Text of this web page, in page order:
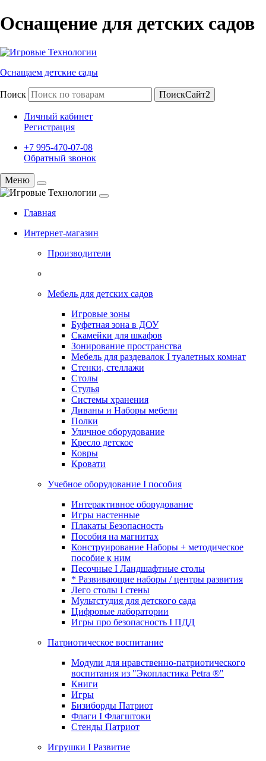
Оснащение для детских садов
Оснащаем детские сады
Поиск ПоискСайт2
Личный кабинет
Регистрация
+7 995-470-07-08
Обратный звонок
Меню
Главная
Интернет-магазин
Производители
Мебель для детских садов
Игровые зоны
Буфетная зона в ДОУ
Скамейки для шкафов
Зонирование пространства
Мебель для раздевалок I туалетных комнат
Стенки, стеллажи
Столы
Стулья
Системы хранения
Диваны и Наборы мебели
Полки
Уличное оборудование
Кресло детское
Ковры
Кровати
Учебное оборудование I пособия
Интерактивное оборудование
Игры настенные
Плакаты Безопасность
Пособия на магнитах
Конструирование Наборы + методическое
пособие к ним
Песочные I Ландшафтные столы
* Развивающие наборы / центры развития
Лего столы I стены
Мультстудия для детского сада
Цифровые лаборатории
Игры про безопасность I ПДД
Патриотическое воспитание
Модули для нравственно-патриотического
воспитания из "Экопластика Petra ®"
Книги
Игры
Бизиборды Патриот
Флаги I Флагштоки
Стенды Патриот
Игрушки I Развитие